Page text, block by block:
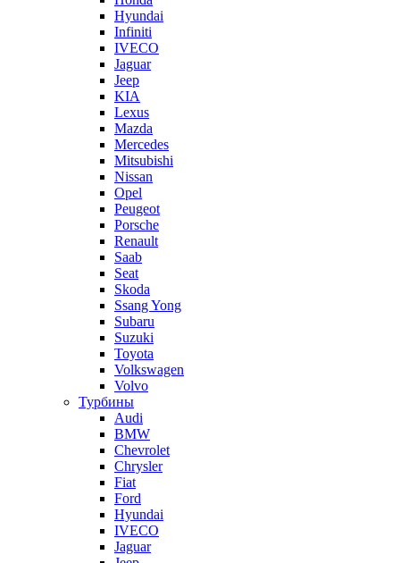
Hyundai
Infiniti
IVECO
Jaguar
Jeep
KIA
Lexus
Mazda
Mercedes
Mitsubishi
Nissan
Opel
Peugeot
Porsche
Renault
Saab
Seat
Skoda
Ssang Yong
Subaru
Suzuki
Toyota
Volkswagen
Volvo
Турбины
Audi
BMW
Chevrolet
Chrysler
Fiat
Ford
Hyundai
IVECO
Jaguar